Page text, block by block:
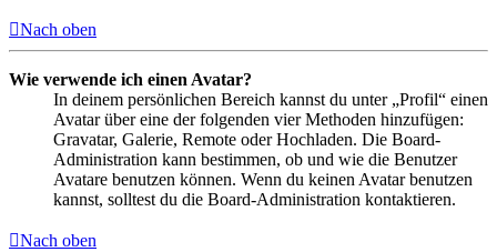
Nach oben
Wie verwende ich einen Avatar?
In deinem persönlichen Bereich kannst du unter „Profil“ einen
Avatar über eine der folgenden vier Methoden hinzufügen:
Gravatar, Galerie, Remote oder Hochladen. Die Board-
Administration kann bestimmen, ob und wie die Benutzer
Avatare benutzen können. Wenn du keinen Avatar benutzen
kannst, solltest du die Board-Administration kontaktieren.
Nach oben